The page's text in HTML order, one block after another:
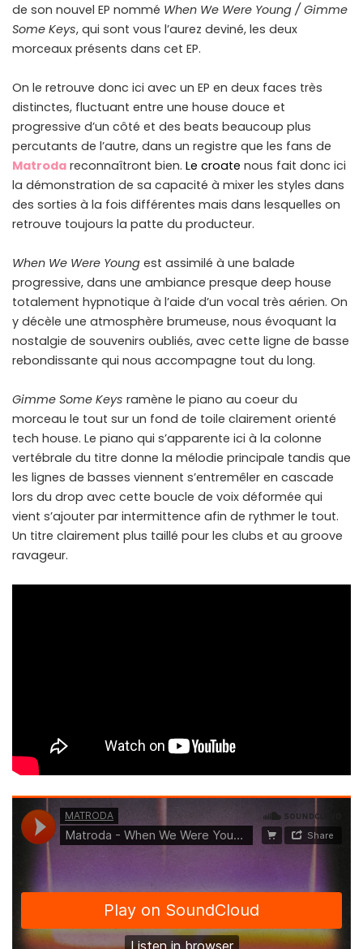
de son nouvel EP nommé When We Were Young / Gimme
Some Keys, qui sont vous l’aurez deviné, les deux
morceaux présents dans cet EP.
On le retrouve donc ici avec un EP en deux faces très
distinctes, fluctuant entre une house douce et
progressive d’un côté et des beats beaucoup plus
percutants de l’autre, dans un registre que les fans de
Matroda reconnaîtront bien. Le croate nous fait donc ici
la démonstration de sa capacité à mixer les styles dans
des sorties à la fois différentes mais dans lesquelles on
retrouve toujours la patte du producteur.
When We Were Young est assimilé à une balade
progressive, dans une ambiance presque deep house
totalement hypnotique à l’aide d’un vocal très aérien. On
y décèle une atmosphère brumeuse, nous évoquant la
nostalgie de souvenirs oubliés, avec cette ligne de basse
rebondissante qui nous accompagne tout du long.
Gimme Some Keys ramène le piano au coeur du
morceau le tout sur un fond de toile clairement orienté
tech house. Le piano qui s’apparente ici à la colonne
vertébrale du titre donne la mélodie principale tandis que
les lignes de basses viennent s’entremêler en cascade
lors du drop avec cette boucle de voix déformée qui
vient s’ajouter par intermittence afin de rythmer le tout.
Un titre clairement plus taillé pour les clubs et au groove
ravageur.